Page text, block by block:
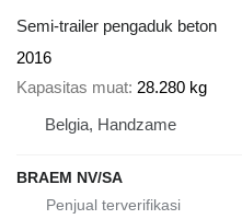
Semi-trailer pengaduk beton
2016
Kapasitas muat 28.280 kg
Belgia, Handzame
BRAEM NV/SA